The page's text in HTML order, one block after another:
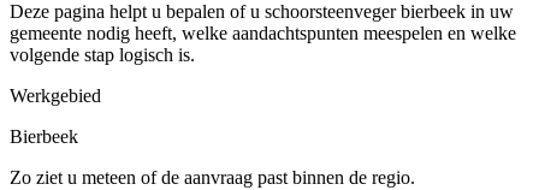
Deze pagina helpt u bepalen of u schoorsteenveger bierbeek in uw
gemeente nodig heeft, welke aandachtspunten meespelen en welke
volgende stap logisch is.
Werkgebied
Bierbeek
Zo ziet u meteen of de aanvraag past binnen de regio.